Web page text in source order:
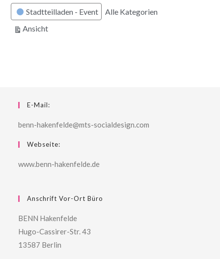
Stadtteilladen - Event
Alle Kategorien
Ansichtausdrucken
E-Mail:
benn-hakenfelde@mts-socialdesign.com
Webseite:
www.benn-hakenfelde.de
Anschrift Vor-Ort Büro
BENN Hakenfelde
Hugo-Cassirer-Str. 43
13587 Berlin